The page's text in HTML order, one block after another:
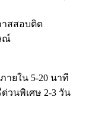
สสอบติด
ณ์
ายใน 5-20 นาที
วนพิเศษ 2-3 วัน